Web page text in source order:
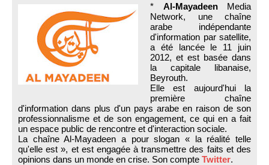
* Al-MayadeenMedia
Network, une chaîne
arabe indépendante
d'information par satellite,
a été lancée le 11 juin
2012, et est basée dans
la capitale libanaise,
Beyrouth.
Elle est aujourd'hui la
première chaîne
d'information dans plus d'un pays arabe en raison de son
professionnalisme et de son engagement, ce qui en a fait
un espace public de rencontre et d'interaction sociale.
La chaîne Al-Mayadeen a pour slogan « la réalité telle
qu'elle est », et est engagée à transmettre des faits et des
opinions dans un monde en crise. Son compte Twitter.